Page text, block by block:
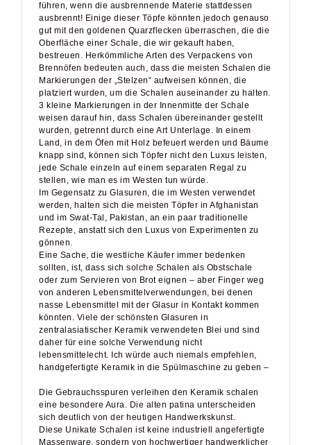
führen, wenn die ausbrennende Materie stattdessen
ausbrennt! Einige dieser Töpfe könnten jedoch genauso
gut mit den goldenen Quarzflecken überraschen, die die
Oberfläche einer Schale, die wir gekauft haben,
bestreuen. Herkömmliche Arten des Verpackens von
Brennöfen bedeuten auch, dass die meisten Schalen die
Markierungen der „Stelzen“ aufweisen können, die
platziert wurden, um die Schalen auseinander zu halten.
3 kleine Markierungen in der Innenmitte der Schale
weisen darauf hin, dass Schalen übereinander gestellt
wurden, getrennt durch eine Art Unterlage. In einem
Land, in dem Öfen mit Holz befeuert werden und Bäume
knapp sind, können sich Töpfer nicht den Luxus leisten,
jede Schale einzeln auf einem separaten Regal zu
stellen, wie man es im Westen tun würde.
Im Gegensatz zu Glasuren, die im Westen verwendet
werden, halten sich die meisten Töpfer in Afghanistan
und im Swat-Tal, Pakistan, an ein paar traditionelle
Rezepte, anstatt sich den Luxus von Experimenten zu
gönnen.
Eine Sache, die westliche Käufer immer bedenken
sollten, ist, dass sich solche Schalen als Obstschale
oder zum Servieren von Brot eignen – aber Finger weg
von anderen Lebensmittelverwendungen, bei denen
nasse Lebensmittel mit der Glasur in Kontakt kommen
könnten. Viele der schönsten Glasuren in
zentralasiatischer Keramik verwendeten Blei und sind
daher für eine solche Verwendung nicht
lebensmittelecht. Ich würde auch niemals empfehlen,
handgefertigte Keramik in die Spülmaschine zu geben –
Die Gebrauchsspuren verleihen den Keramik schalen
eine besondere Aura. Die alten patina unterscheiden
sich deutlich von der heutigen Handwerkskunst.
Diese Unikate Schalen ist keine industriell angefertigte
Massenware, sondern von hochwertiger handwerklicher